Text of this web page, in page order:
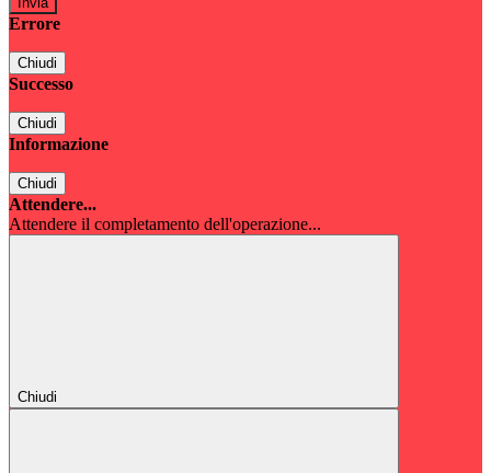
Errore
Chiudi
Successo
Chiudi
Informazione
Chiudi
Attendere...
Attendere il completamento dell'operazione...
Chiudi